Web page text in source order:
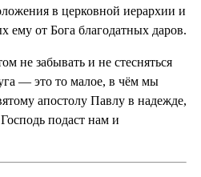
в церковной иерархии и
ему от Бога благодатных даров.
не забывать и не стесняться
— это то малое, в чём мы
апостолу Павлу в надежде,
подаст нам и